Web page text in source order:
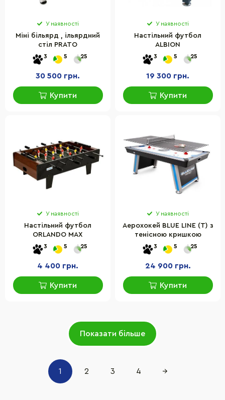
У наявності
Міні більярд , ільярдний
стіл PRATO
3 5 25
30 500 грн.
Купити
У наявності
Настільний футбол
ALBION
3 5 25
19 300 грн.
Купити
У наявності
Настільний футбол
ORLANDO MAX
3 5 25
4 400 грн.
Купити
У наявності
Аерохокей BLUE LINE (T) з
тенісною кришкою
3 5 25
24 900 грн.
Купити
Показати більше
1 2 3 4 →